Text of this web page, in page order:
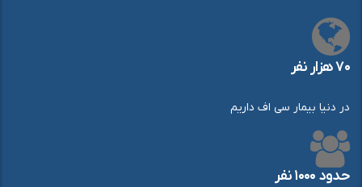
۷۰ هزار نفر
در دنیا بیمار سی اف داریم
حدود ۱۰۰۰ نفر